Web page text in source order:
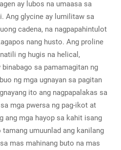
ay lubos na umaasa sa
Ang glycine ay lumilitaw sa
cadena, na nagpapahintulot
nang husto. Ang proline
ng hugis na helical,
sa pamamagitan ng
ng mga ugnayan sa pagitan
ito ang nagpapalakas sa
mga pwersa ng pag-ikot at
ang mga hayop sa kahit isang
umuunlad ang kanilang
mas mahinang buto na mas